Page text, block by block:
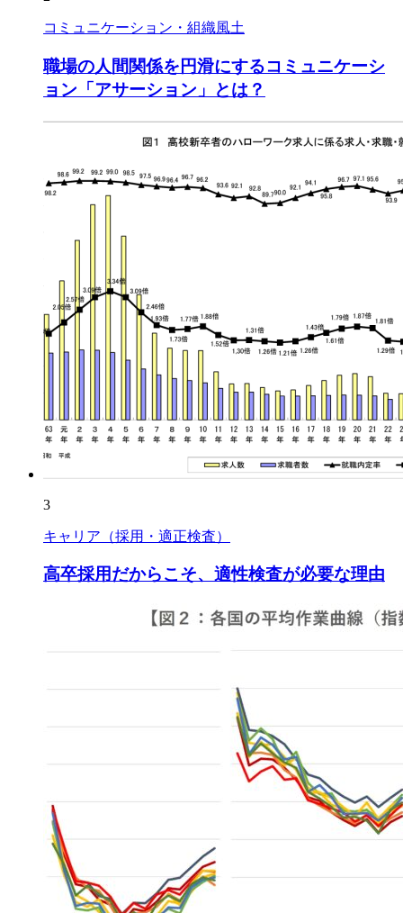
コミュニケーション・組織風土
職場の人間関係を円滑にするコミュニケーシ
ョン「アサーション」とは？
3
キャリア（採用・適正検査）
高卒採用だからこそ、適性検査が必要な理由